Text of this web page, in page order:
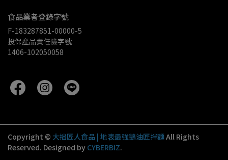
食品業者登錄字號
F-183287851-00000-5
投保產品責任險字號
1406-102050058
Copyright © 大拙匠人食品 | 地表最強鵝油匠拌麵All Rights
Reserved. Designed by CYBERBIZ.